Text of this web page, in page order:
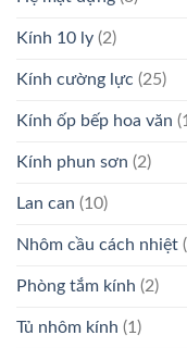
Kính 10 ly (2)
Kính cường lực (25)
Kính ốp bếp hoa văn
Kính phun sơn (2)
Lan can (10)
Nhôm cầu cách nhiệt
Phòng tắm kính (2)
Tủ nhôm kính (1)